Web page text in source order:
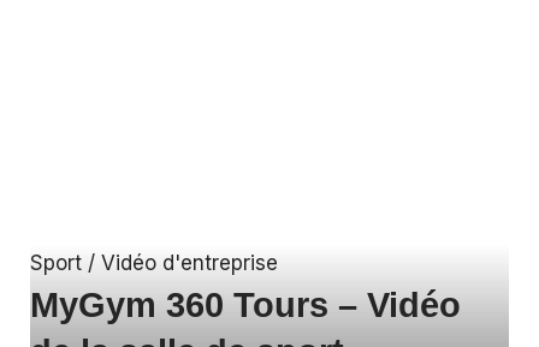
Sport / Vidéo d'entreprise
MyGym 360 Tours – Vidéo